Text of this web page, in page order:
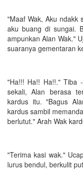
"Maaf Wak, Aku ndakk
aku buang di sungai.
ampunkan Alan Wak."
suaranya gementaran
"Ha!!! Ha!! Ha!!." Tiba
sekali, Alan berasa
kardus itu. "Bagus
kardus sambil
berlutut." Arah Wak
"Terima kasi wak."
lurus bendul, berkulit